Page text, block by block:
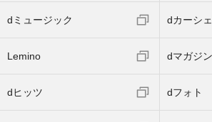
dミュージック dカーシ
Lemino dマガジン
dヒッツ dフォト